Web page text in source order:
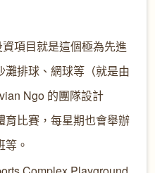
項目就是這個極為先進
排球、網球等（就是由
Ngo 的團隊設計
育比賽，每星期也會舉辦
。